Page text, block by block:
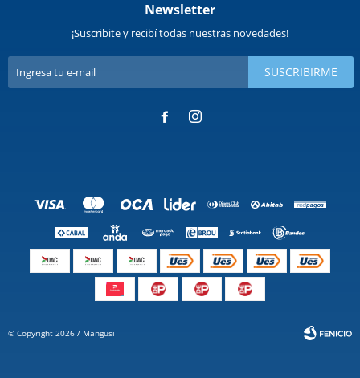
Newsletter
¡Suscribite y recibí todas nuestras novedades!
SUSCRIBIRME
 
© Copyright 2026 / Mangusi